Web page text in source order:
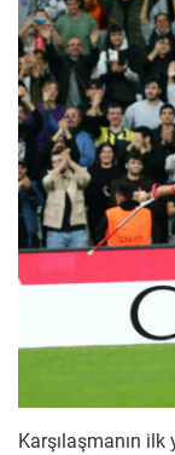
Karşılaşmanın ilk